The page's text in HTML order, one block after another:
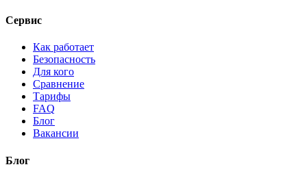
Сервис
Как работает
Безопасность
Для кого
Сравнение
Тарифы
FAQ
Блог
Вакансии
Блог